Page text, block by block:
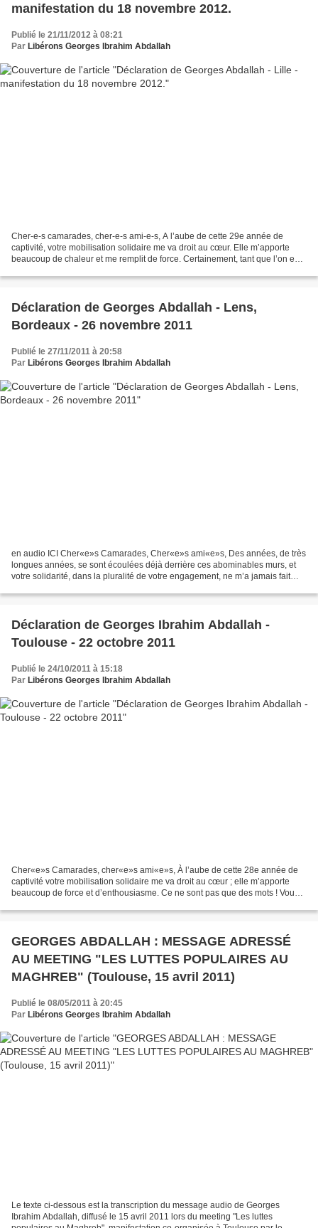
manifestation du 18 novembre 2012.
Publié le 21/11/2012 à 08:21
Par Libérons Georges Ibrahim Abdallah
Cher-e-s camarades, cher-e-s ami-e-s, A l’aube de cette 29e année de
captivité, votre mobilisation solidaire me va droit au cœur. Elle m’apporte
beaucoup de chaleur et me remplit de force. Certainement, tant que l’on est
Déclaration de Georges Abdallah - Lens,
Bordeaux - 26 novembre 2011
Publié le 27/11/2011 à 20:58
Par Libérons Georges Ibrahim Abdallah
en audio ICI Cher«e»s Camarades, Cher«e»s ami«e»s, Des années, de très
longues années, se sont écoulées déjà derrière ces abominables murs, et
votre solidarité, dans la pluralité de votre engagement, ne m’a jamais fait
Déclaration de Georges Ibrahim Abdallah -
Toulouse - 22 octobre 2011
Publié le 24/10/2011 à 15:18
Par Libérons Georges Ibrahim Abdallah
Cher«e»s Camarades, cher«e»s ami«e»s, À l’aube de cette 28e année de
captivité votre mobilisation solidaire me va droit au cœur ; elle m’apporte
beaucoup de force et d’enthousiasme. Ce ne sont pas que des mots ! Vous
GEORGES ABDALLAH : MESSAGE ADRESSÉ
AU MEETING "LES LUTTES POPULAIRES AU
MAGHREB" (Toulouse, 15 avril 2011)
Publié le 08/05/2011 à 20:45
Par Libérons Georges Ibrahim Abdallah
Le texte ci-dessous est la transcription du message audio de Georges
Ibrahim Abdallah, diffusé le 15 avril 2011 lors du meeting "Les luttes